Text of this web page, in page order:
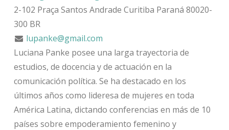
2-102 Praça Santos Andrade Curitiba Paraná 80020-
300 BR
lupanke@gmail.com
Luciana Panke posee una larga trayectoria de
estudios, de docencia y de actuación en la
comunicación política. Se ha destacado en los
últimos años como lideresa de mujeres en toda
América Latina, dictando conferencias en más de 10
países sobre empoderamiento femenino y